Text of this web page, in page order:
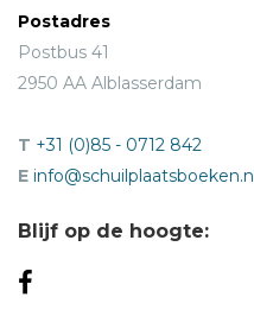
Postadres
Postbus 41
2950 AA Alblasserdam
T +31 (0)85 - 0712 842
E info@schuilplaatsboeken.nl
Blijf op de hoogte: